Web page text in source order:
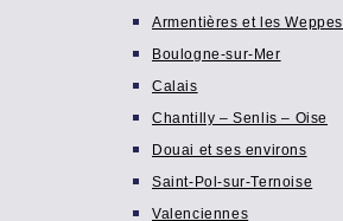
Armentières et les Weppes
Boulogne-sur-Mer
Calais
Chantilly – Senlis – Oise
Douai et ses environs
Saint-Pol-sur-Ternoise
Valenciennes